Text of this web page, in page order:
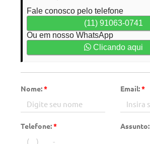
Fale conosco pelo telefone
(11) 91063-0741
Ou em nosso WhatsApp
Clicando aqui
Nome:* Email:*
Telefone:* Assunto: